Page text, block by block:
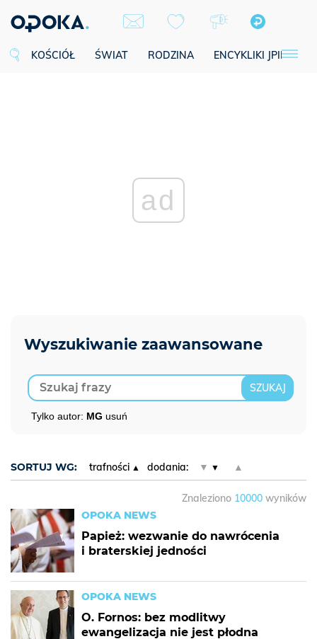
KOŚCIÓŁ ŚWIAT RODZINA ENCYKLIKI JPII
ad
Tylko autor: MG usuń
SORTUJ WG: trafności dodania: ▼ ▲
Znaleziono 10000 wyników
OPOKA NEWS
Papież: wezwanie do nawrócenia
i braterskiej jedności
OPOKA NEWS
O. Fornos: bez modlitwy
ewangelizacja nie jest płodna